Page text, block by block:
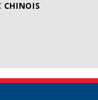
CHINOIS